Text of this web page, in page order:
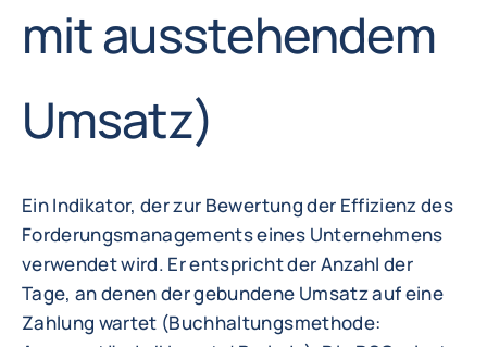
mit ausstehendem
Umsatz)
Ein Indikator, der zur Bewertung der Effizienz des
Forderungsmanagements eines Unternehmens
verwendet wird. Er entspricht der Anzahl der
Tage, an denen der gebundene Umsatz auf eine
Zahlung wartet (Buchhaltungsmethode: